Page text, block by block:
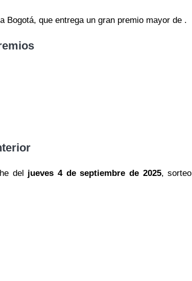
que entrega un gran premio mayor de .
del jueves 4 de septiembre de 2025, sorteo